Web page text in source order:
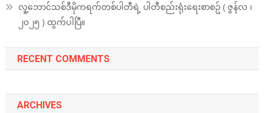
လူ့ဘောင်သစ်ဒီမိုကရက်တစ်ပါတီရဲ့ ပါတီစည်းရုံးရေးစာစဥ် ( ဇွန်လ ၊
၂၀၂၅ ) ထွက်ပါပြီ။
RECENT COMMENTS
ARCHIVES